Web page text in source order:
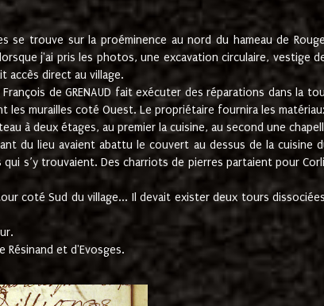
se trouve sur la proéminence au nord du hameau de
j'ai pris les photos, une excavation circulaire,
accès direct au village.
de GRENAUD fait exécuter des réparations dans la
les murailles coté Ouest. Le propriétaire fournira les
à deux étages, au premier la cuisine, au second une
du lieu avaient abattu le couvert au dessus de la cuisine
s’y trouvaient. Des charriots de pierres partaient pour
coté Sud du village... Il devait exister deux tours
Résinand et d'Evosges.